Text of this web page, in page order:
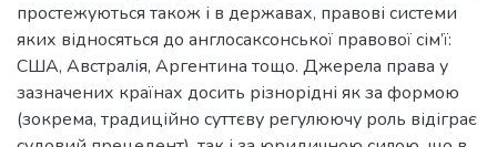
простежуються також і в державах, правові системи
яких відносяться до англосаксонської правової сім’ї:
США, Австралія, Аргентина тощо. Джерела права у
зазначених країнах досить різнорідні як за формою
(зокрема, традиційно суттєву регулюючу роль відіграє